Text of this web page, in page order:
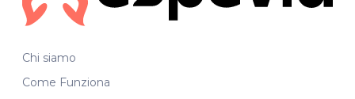
Chi siamo
Come Funziona